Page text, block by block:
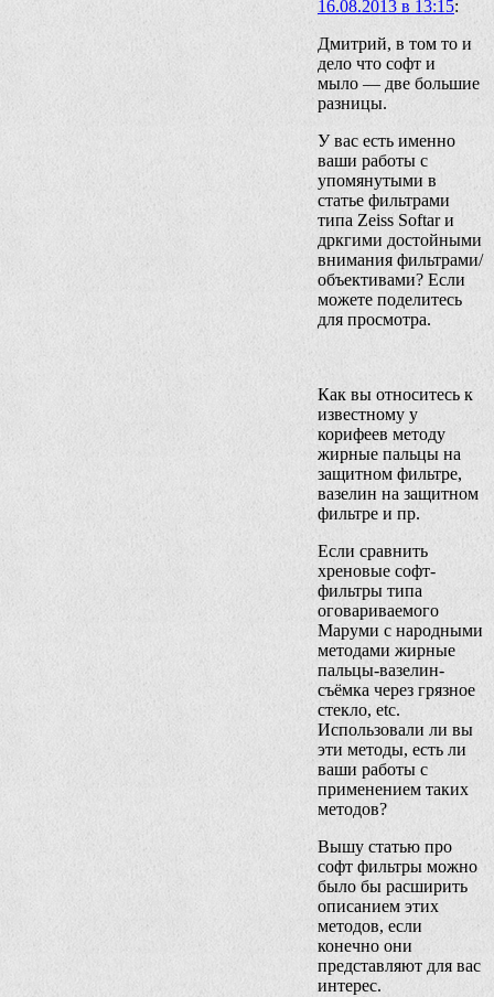
16.08.2013 в 13:15:
Дмитрий, в том то и
дело что софт и
мыло — две большие
разницы.
У вас есть именно
ваши работы с
упомянутыми в
статье фильтрами
типа Zeiss Softar и
дркгими достойными
внимания фильтрами/
объективами? Если
можете поделитесь
для просмотра.
Как вы относитесь к
известному у
корифеев методу
жирные пальцы на
защитном фильтре,
вазелин на защитном
фильтре и пр.
Если сравнить
хреновые софт-
фильтры типа
оговариваемого
Маруми с народными
методами жирные
пальцы-вазелин-
съёмка через грязное
стекло, etc.
Использовали ли вы
эти методы, есть ли
ваши работы с
применением таких
методов?
Вышу статью про
софт фильтры можно
было бы расширить
описанием этих
методов, если
конечно они
представляют для вас
интерес.